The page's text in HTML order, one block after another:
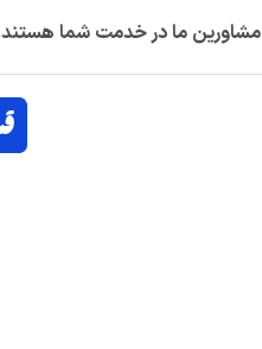
مشاورین ما در خدمت شما هستند